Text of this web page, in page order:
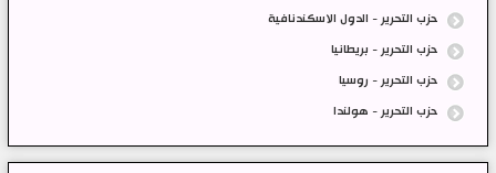
حزب التحرير - الدول الاسكندنافية
حزب التحرير - بريطانيا
حزب التحرير - روسيا
حزب التحرير - هولندا